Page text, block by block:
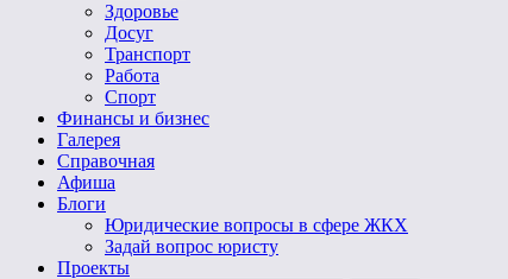
Здоровье
Досуг
Транспорт
Работа
Спорт
Финансы и бизнес
Галерея
Справочная
Афиша
Блоги
Юридические вопросы в сфере ЖКХ
Задай вопрос юристу
Проекты